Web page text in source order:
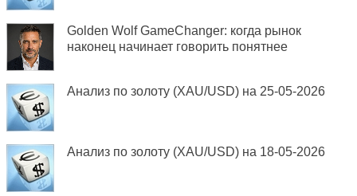
Golden Wolf GameChanger: когда рынок
наконец начинает говорить понятнее
Анализ по золоту (XAU/USD) на 25-05-2026
Анализ по золоту (XAU/USD) на 18-05-2026